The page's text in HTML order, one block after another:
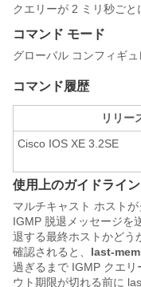
クエリーが 2 ミリ秒ごと
コマンド モード
グローバル コンフィギ
コマンド履歴
リリー
Cisco IOS XE 3.2SE
使用上のガイドライン
マルチキャスト ホスト
IGMP 脱退メッセージを
退する最終ホストかどう
確認されると、 last-
過ぎるまで IGMP クエ
ウト期限が切れる前に